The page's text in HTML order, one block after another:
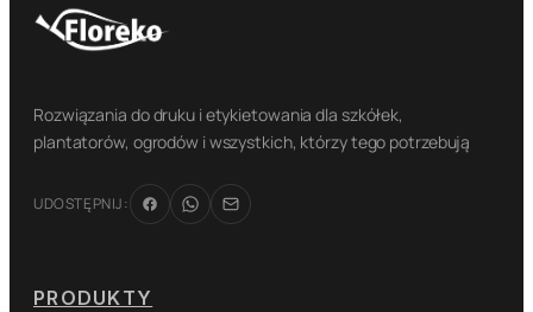
Rozwiązania do druku i etykietowania dla szkółek,
plantatorów, ogrodów i wszystkich, którzy tego potrzebują
UDOSTĘPNIJ:
PRODUKTY